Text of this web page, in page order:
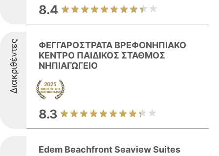
8.4
Διακριθέντες
ΦΕΓΓΑΡΟΣΤΡΑΤΑ ΒΡΕΦΟΝΗΠΙΑΚΟ
ΚΕΝΤΡΟ ΠΑΙΔΙΚΟΣ ΣΤΑΘΜΟΣ
ΝΗΠΙΑΓΩΓΕΙΟ
8.3
Edem Beachfront Seaview Suites